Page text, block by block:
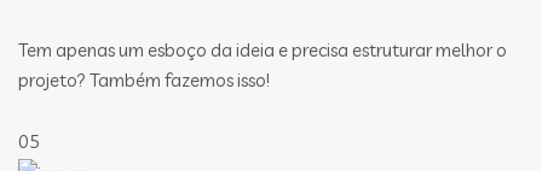
Tem apenas um esboço da ideia e precisa estruturar melhor o
projeto? Também fazemos isso!
05